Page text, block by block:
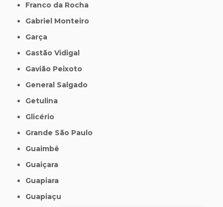
Franco da Rocha
Gabriel Monteiro
Garça
Gastão Vidigal
Gavião Peixoto
General Salgado
Getulina
Glicério
Grande São Paulo
Guaimbê
Guaiçara
Guapiara
Guapiaçu